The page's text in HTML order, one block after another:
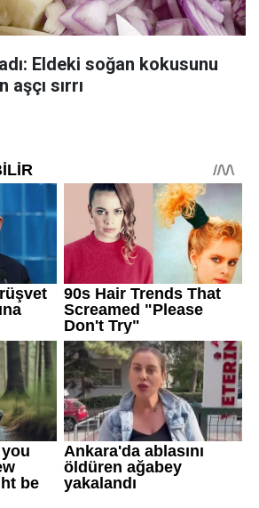
Eldeki soğan kokusunu
sırrı